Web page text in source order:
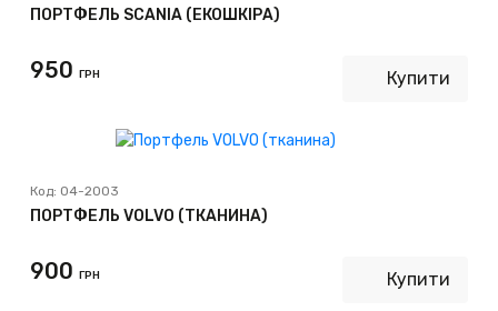
ПОРТФЕЛЬ SCANIA (ЕКОШКІРА)
950 ГРН Купити
Код: 04-2003
ПОРТФЕЛЬ VOLVO (ТКАНИНА)
900 ГРН Купити